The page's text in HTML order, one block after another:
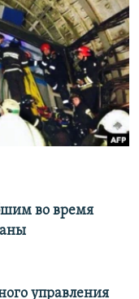
во время
управления